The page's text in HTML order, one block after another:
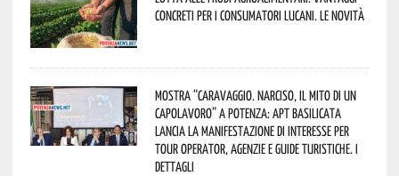
concreti per i consumatori lucani. Le novità
Mostra “Caravaggio. Narciso, il mito di un
capolavoro” a Potenza: APT Basilicata
lancia la manifestazione di interesse per
Tour Operator, Agenzie e Guide Turistiche. I
dettagli